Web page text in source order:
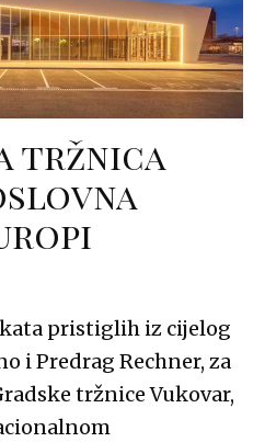
tržnica
pristiglih iz cijelog
i Predrag Rechner, za
tržnice Vukovar,